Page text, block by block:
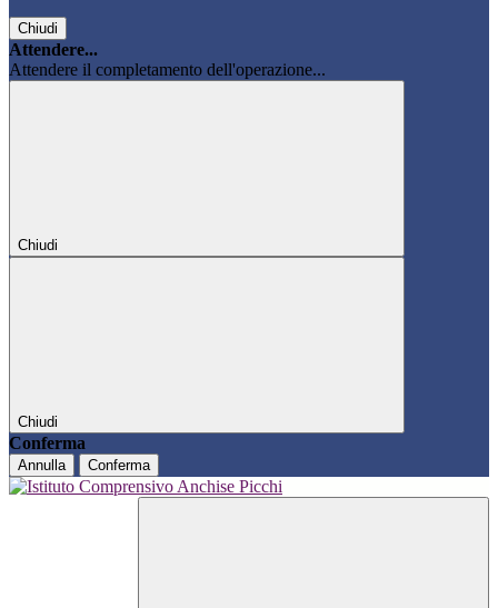
Chiudi
Attendere...
Attendere il completamento dell'operazione...
Chiudi
Chiudi
Conferma
Annulla Conferma